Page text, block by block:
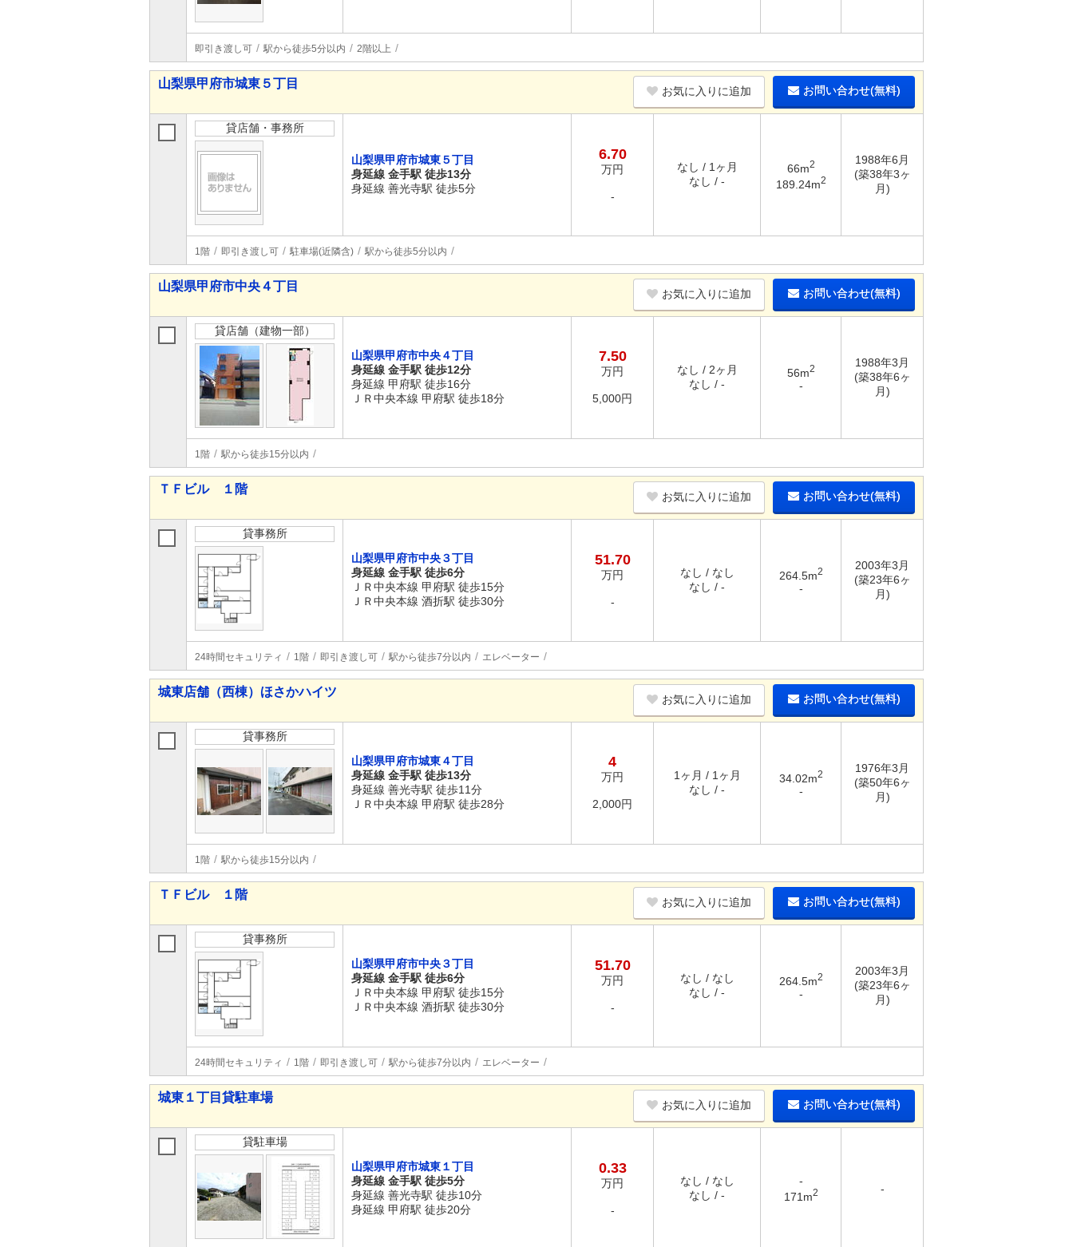
即引き渡し可 駅から徒歩5分以内 2階以上
山梨県甲府市城東５丁目
お気に入りに追加 お問い合わせ(無料)
貸店舗・事務所
山梨県甲府市城東５丁目
身延線 金手駅 徒歩13分
身延線 善光寺駅 徒歩5分
6.70
万円
-
なし / 1ヶ月
なし / -
66m2
189.24m2
1988年6月
(築38年3ヶ
月)
1階 即引き渡し可 駐車場(近隣含) 駅から徒歩5分以内
山梨県甲府市中央４丁目
お気に入りに追加 お問い合わせ(無料)
貸店舗（建物一部）
山梨県甲府市中央４丁目
身延線 金手駅 徒歩12分
身延線 甲府駅 徒歩16分
ＪＲ中央本線 甲府駅 徒歩18分
7.50
万円
5,000円
なし / 2ヶ月
なし / -
56m2
-
1988年3月
(築38年6ヶ
月)
1階 駅から徒歩15分以内
ＴＦビル １階
お気に入りに追加 お問い合わせ(無料)
貸事務所
山梨県甲府市中央３丁目
身延線 金手駅 徒歩6分
ＪＲ中央本線 甲府駅 徒歩15分
ＪＲ中央本線 酒折駅 徒歩30分
51.70
万円
-
なし / なし
なし / -
264.5m2
-
2003年3月
(築23年6ヶ
月)
24時間セキュリティ 1階 即引き渡し可 駅から徒歩7分以内 エレベーター
城東店舗（西棟）ほさかハイツ
お気に入りに追加 お問い合わせ(無料)
貸事務所
山梨県甲府市城東４丁目
身延線 金手駅 徒歩13分
身延線 善光寺駅 徒歩11分
ＪＲ中央本線 甲府駅 徒歩28分
4
万円
2,000円
1ヶ月 / 1ヶ月
なし / -
34.02m2
-
1976年3月
(築50年6ヶ
月)
1階 駅から徒歩15分以内
ＴＦビル １階
お気に入りに追加 お問い合わせ(無料)
貸事務所
山梨県甲府市中央３丁目
身延線 金手駅 徒歩6分
ＪＲ中央本線 甲府駅 徒歩15分
ＪＲ中央本線 酒折駅 徒歩30分
51.70
万円
-
なし / なし
なし / -
264.5m2
-
2003年3月
(築23年6ヶ
月)
24時間セキュリティ 1階 即引き渡し可 駅から徒歩7分以内 エレベーター
城東１丁目貸駐車場
お気に入りに追加 お問い合わせ(無料)
貸駐車場
山梨県甲府市城東１丁目
身延線 金手駅 徒歩5分
身延線 善光寺駅 徒歩10分
身延線 甲府駅 徒歩20分
0.33
万円
-
なし / なし
なし / -
-
171m2 -